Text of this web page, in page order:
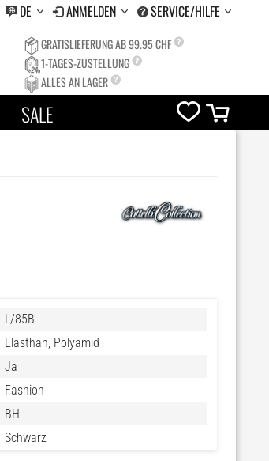
DE ANMELDEN SERVICE/HILFE
GRATISLIEFERUNG AB 99.95 CHF
1-TAGES-ZUSTELLUNG
ALLES AN LAGER
SALE
L/85B
Elasthan, Polyamid
Ja
Fashion
BH
Schwarz